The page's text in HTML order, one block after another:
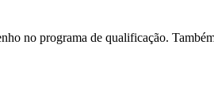
no programa de qualificação.